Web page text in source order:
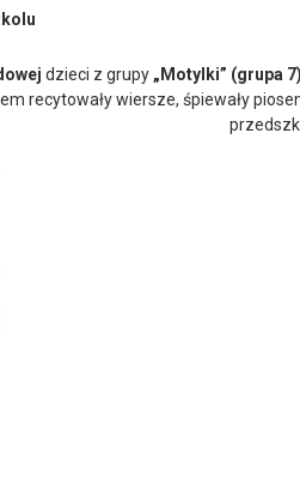
dzieci z grupy „Motylki” (grupa 7)
recytowały wiersze, śpiewały